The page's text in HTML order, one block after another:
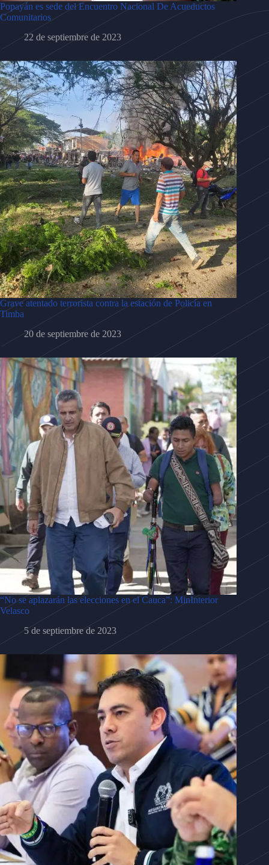
Popayán es sede del Encuentro Nacional De Acueductos
Comunitarios
22 de septiembre de 2023
Grave atentado terrorista contra la estación de Policía en
Timba
20 de septiembre de 2023
“No se aplazarán las elecciones en el Cauca”: MinInterior
Velasco
5 de septiembre de 2023